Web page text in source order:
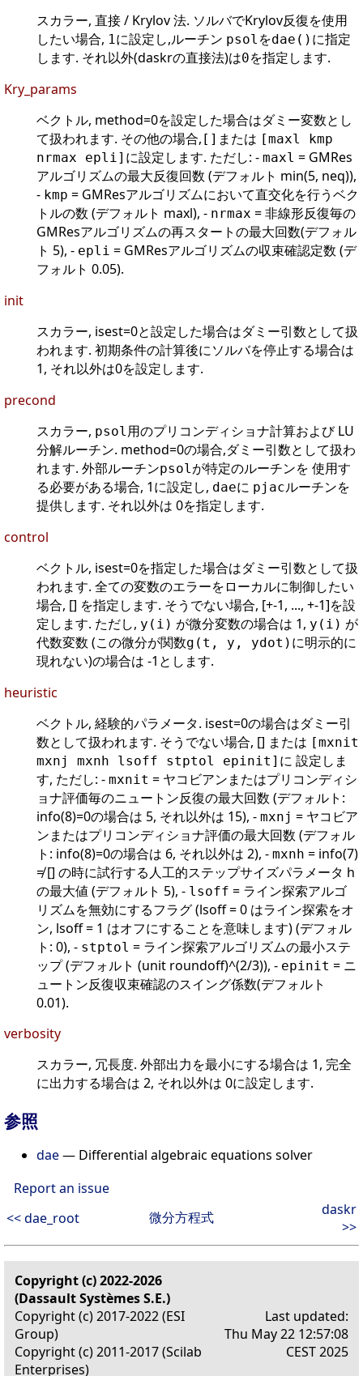
スカラー, 直接 / Krylov 法. ソルバでKrylov反復を使用
したい場合, 1に設定し,ルーチン psol をdae() に指定
します. それ以外(daskrの直接法)は0を指定します.
Kry_params
ベクトル, method=0を設定した場合はダミー変数とし
て扱われます. その他の場合, [] または [maxl kmp
nrmax epli] に設定します. ただし: - maxl = GMRes
アルゴリズムの最大反復回数 (デフォルト min(5, neq)),
- kmp = GMResアルゴリズムにおいて直交化を行うベク
トルの数 (デフォルト maxl), - nrmax = 非線形反復毎の
GMResアルゴリズムの再スタートの最大回数(デフォル
ト 5), - epli = GMResアルゴリズムの収束確認定数 (デ
フォルト 0.05).
init
スカラー, isest=0と設定した場合はダミー引数として扱
われます. 初期条件の計算後にソルバを停止する場合は
1, それ以外は0を設定します.
precond
スカラー, psol用のプリコンディショナ計算および LU
分解ルーチン. method=0の場合,ダミー引数として扱わ
れます. 外部ルーチンpsolが特定のルーチンを 使用す
る必要がある場合, 1に設定し, daeに pjacルーチンを
提供します. それ以外は 0を指定します.
control
ベクトル, isest=0を指定した場合はダミー引数として扱
われます. 全ての変数のエラーをローカルに制御したい
場合, [] を指定します. そうでない場合, [+-1, ..., +-1]を設
定します. ただし, y(i) が微分変数の場合は 1, y(i) が
代数変数 (この微分が関数g(t, y, ydot) に明示的に
現れない)の場合は -1とします.
heuristic
ベクトル, 経験的パラメータ. isest=0の場合はダミー引
数として扱われます. そうでない場合, [] または [mxnit
mxnj mxnh lsoff stptol epinit] に 設定しま
す, ただし: - mxnit = ヤコビアンまたはプリコンディシ
ョナ評価毎のニュートン反復の最大回数 (デフォルト:
info(8)=0の場合は 5, それ以外は 15), - mxnj = ヤコビア
ンまたはプリコンディショナ評価の最大回数 (デフォル
ト: info(8)=0の場合は 6, それ以外は 2), - mxnh = info(7)
≠ [] の時に試行する人工的ステップサイズパラメータ h
の最大値 (デフォルト 5), - lsoff = ライン探索アルゴ
リズムを無効にするフラグ (lsoff = 0 はライン探索をオ
ン, lsoff = 1 はオフにすることを意味します) (デフォル
ト: 0), - stptol = ライン探索アルゴリズムの最小ステ
ップ (デフォルト (unit roundoff)^(2/3)), - epinit = ニ
ュートン反復収束確認のスイング係数(デフォルト
0.01).
verbosity
スカラー, 冗長度. 外部出力を最小にする場合は 1, 完全
に出力する場合は 2, それ以外は 0に設定します.
参照
dae— Differential algebraic equations solver
Report an issue
<< dae_root
微分方程式
daskr
>>
Copyright (c) 2022-2026
(Dassault Systèmes S.E.)
Copyright (c) 2017-2022 (ESI
Group)
Copyright (c) 2011-2017 (Scilab
Enterprises)
Last updated:
Thu May 22 12:57:08
CEST 2025